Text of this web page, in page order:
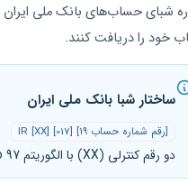
خود را دریافت کنند.
ساختار شبا بانک ملی ایران
IR [XX] [017] [۱۹ رقم شماره حساب]
دو رقم کنترلی (XX) با الگوریتم Modulo 97 محاسبه می‌شود. کد بانکی 017 برای تمام حساب‌های بانک ملی ایران ثابت است.